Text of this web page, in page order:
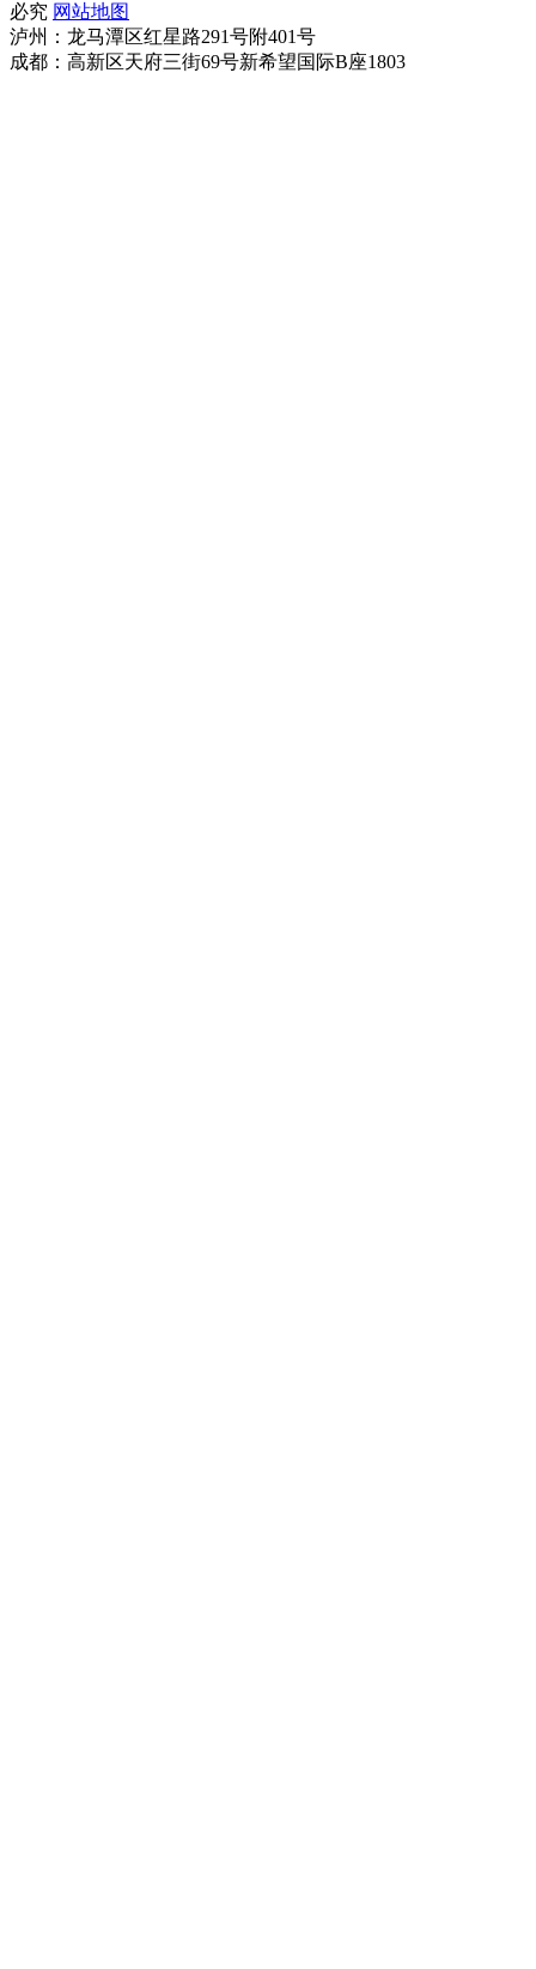
必究 网站地图
泸州：龙马潭区红星路291号附401号
成都：高新区天府三街69号新希望国际B座1803